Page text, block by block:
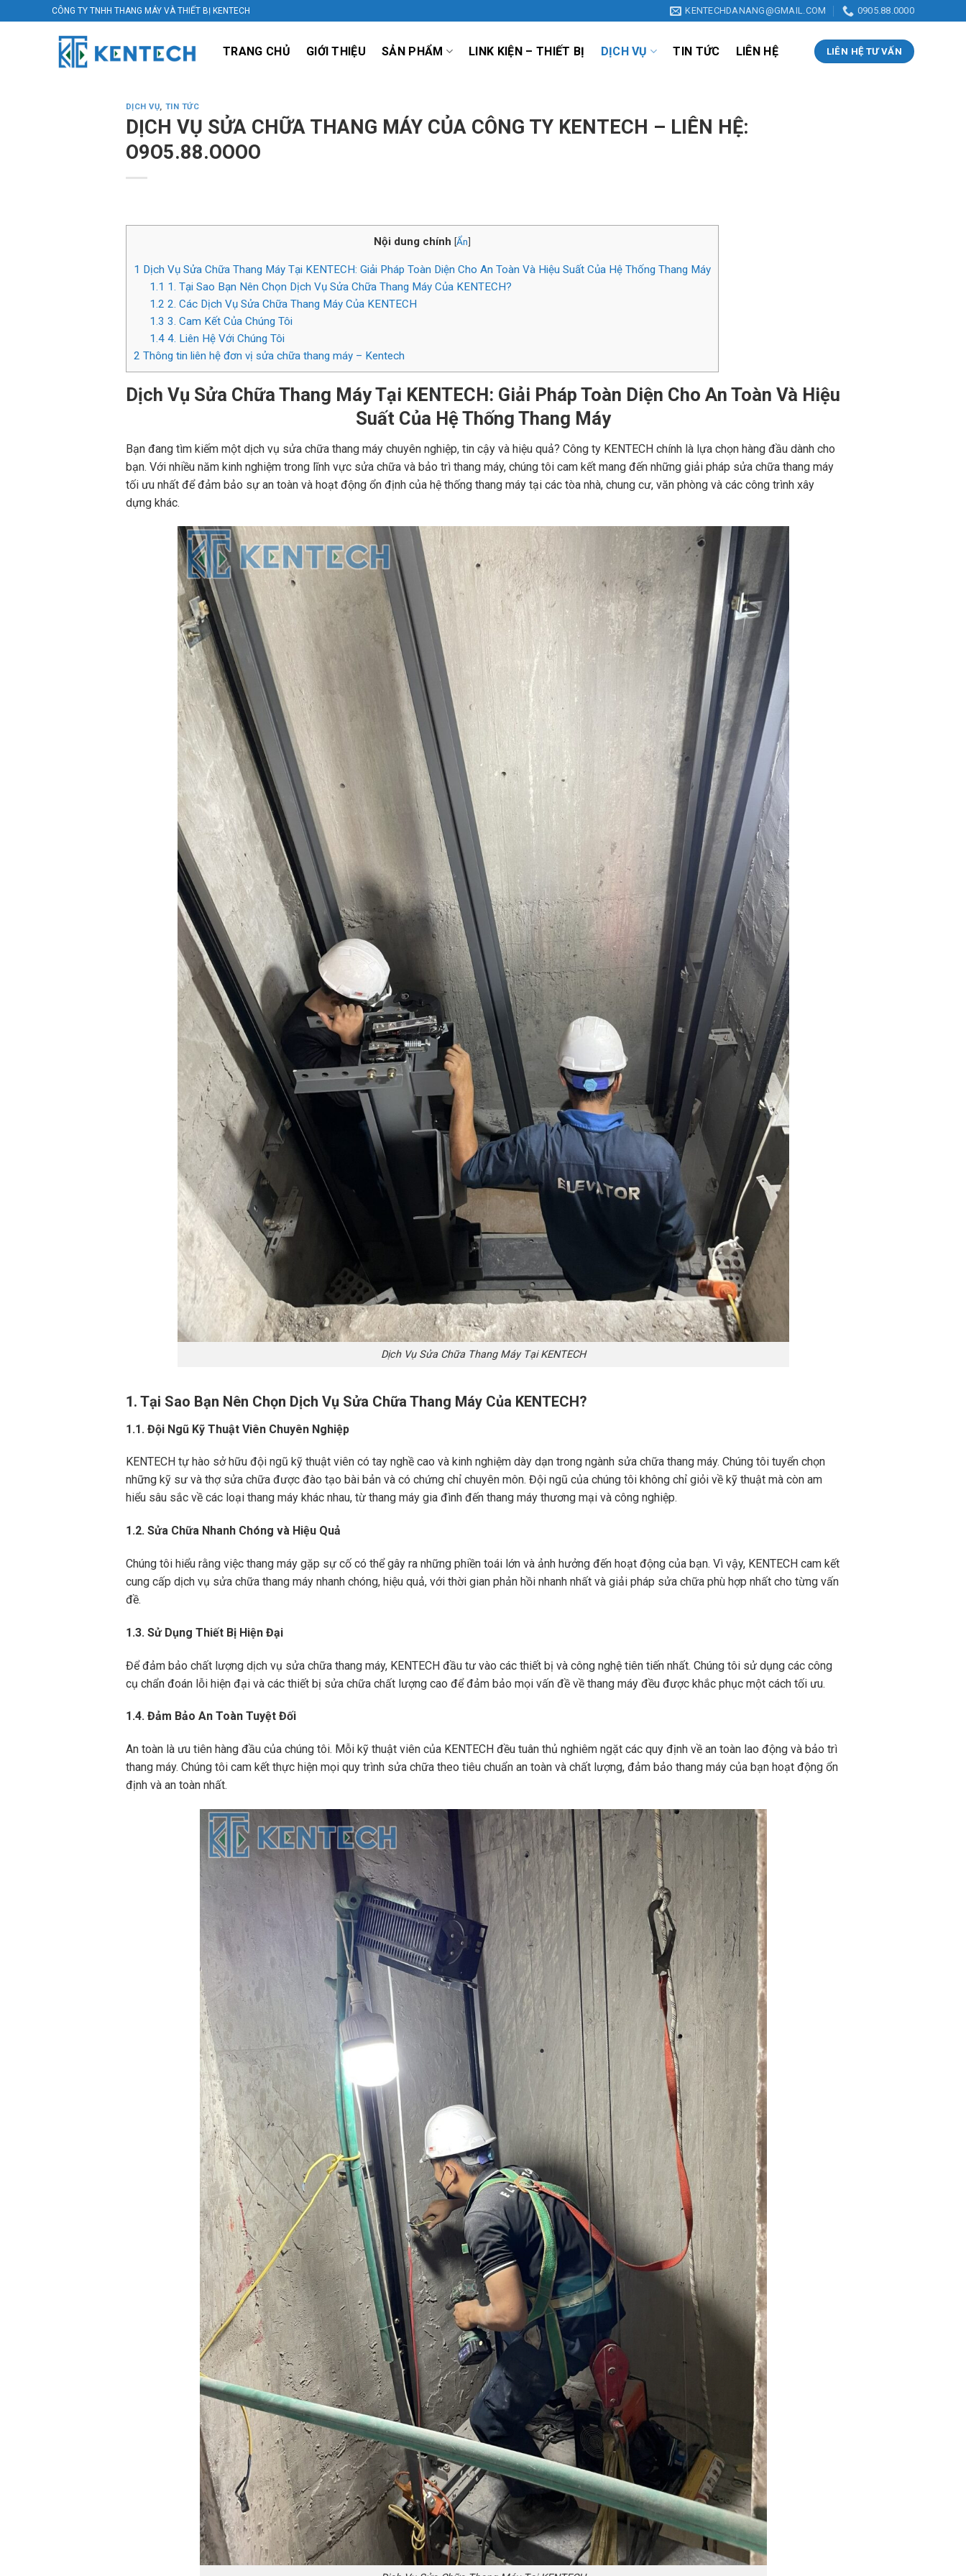
CÔNG TY TNHH THANG MÁY VÀ THIẾT BỊ KENTECH KENTECHDANANG@GMAIL.COM 0905.88.0000
TRANG CHỦ GIỚI THIỆU SẢN PHẨM LINK KIỆN – THIẾT BỊ DỊCH VỤ TIN TỨC LIÊN HỆ LIÊN HỆ TƯ VẤN
DỊCH VỤ, TIN TỨC
DỊCH VỤ SỬA CHỮA THANG MÁY CỦA CÔNG TY KENTECH – LIÊN HỆ:
O9O5.88.OOOO
Nội dung chính [Ẩn]
1 Dịch Vụ Sửa Chữa Thang Máy Tại KENTECH: Giải Pháp Toàn Diện Cho An Toàn Và Hiệu Suất Của Hệ Thống Thang Máy
1.1 1. Tại Sao Bạn Nên Chọn Dịch Vụ Sửa Chữa Thang Máy Của KENTECH?
1.2 2. Các Dịch Vụ Sửa Chữa Thang Máy Của KENTECH
1.3 3. Cam Kết Của Chúng Tôi
1.4 4. Liên Hệ Với Chúng Tôi
2 Thông tin liên hệ đơn vị sửa chữa thang máy – Kentech
Dịch Vụ Sửa Chữa Thang Máy Tại KENTECH: Giải Pháp Toàn Diện Cho An Toàn Và Hiệu
Suất Của Hệ Thống Thang Máy
Bạn đang tìm kiếm một dịch vụ sửa chữa thang máy chuyên nghiệp, tin cậy và hiệu quả? Công ty KENTECH chính là lựa chọn hàng đầu dành cho
bạn. Với nhiều năm kinh nghiệm trong lĩnh vực sửa chữa và bảo trì thang máy, chúng tôi cam kết mang đến những giải pháp sửa chữa thang máy
tối ưu nhất để đảm bảo sự an toàn và hoạt động ổn định của hệ thống thang máy tại các tòa nhà, chung cư, văn phòng và các công trình xây
dựng khác.
Dịch Vụ Sửa Chữa Thang Máy Tại KENTECH
1. Tại Sao Bạn Nên Chọn Dịch Vụ Sửa Chữa Thang Máy Của KENTECH?
1.1. Đội Ngũ Kỹ Thuật Viên Chuyên Nghiệp
KENTECH tự hào sở hữu đội ngũ kỹ thuật viên có tay nghề cao và kinh nghiệm dày dạn trong ngành sửa chữa thang máy. Chúng tôi tuyển chọn
những kỹ sư và thợ sửa chữa được đào tạo bài bản và có chứng chỉ chuyên môn. Đội ngũ của chúng tôi không chỉ giỏi về kỹ thuật mà còn am
hiểu sâu sắc về các loại thang máy khác nhau, từ thang máy gia đình đến thang máy thương mại và công nghiệp.
1.2. Sửa Chữa Nhanh Chóng và Hiệu Quả
Chúng tôi hiểu rằng việc thang máy gặp sự cố có thể gây ra những phiền toái lớn và ảnh hưởng đến hoạt động của bạn. Vì vậy, KENTECH cam kết
cung cấp dịch vụ sửa chữa thang máy nhanh chóng, hiệu quả, với thời gian phản hồi nhanh nhất và giải pháp sửa chữa phù hợp nhất cho từng vấn
đề.
1.3. Sử Dụng Thiết Bị Hiện Đại
Để đảm bảo chất lượng dịch vụ sửa chữa thang máy, KENTECH đầu tư vào các thiết bị và công nghệ tiên tiến nhất. Chúng tôi sử dụng các công
cụ chẩn đoán lỗi hiện đại và các thiết bị sửa chữa chất lượng cao để đảm bảo mọi vấn đề về thang máy đều được khắc phục một cách tối ưu.
1.4. Đảm Bảo An Toàn Tuyệt Đối
An toàn là ưu tiên hàng đầu của chúng tôi. Mỗi kỹ thuật viên của KENTECH đều tuân thủ nghiêm ngặt các quy định về an toàn lao động và bảo trì
thang máy. Chúng tôi cam kết thực hiện mọi quy trình sửa chữa theo tiêu chuẩn an toàn và chất lượng, đảm bảo thang máy của bạn hoạt động ổn
định và an toàn nhất.